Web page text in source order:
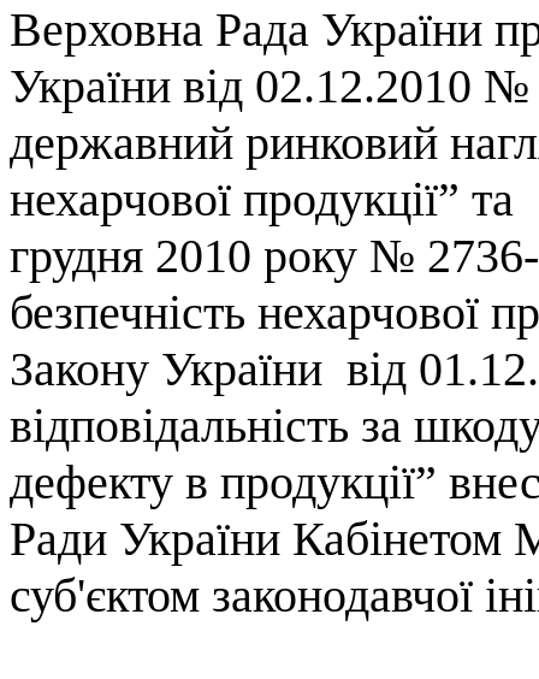
Верховна Рада України
України вiд 02.12.2010
державний ринковий
нехарчової продукції” та
грудня 2010 року № 2736-
безпечність нехарчової
Закону України від
відповідальність за
дефекту в продукції”
Ради України Кабінетом
суб'єктом законодавчої